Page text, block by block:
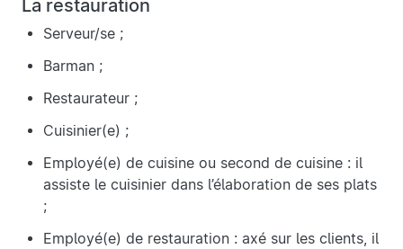
La restauration
Serveur/se ;
Barman ;
Restaurateur ;
Cuisinier(e) ;
Employé(e) de cuisine ou second de cuisine : il
assiste le cuisinier dans l’élaboration de ses plats
;
Employé(e) de restauration : axé sur les clients, il